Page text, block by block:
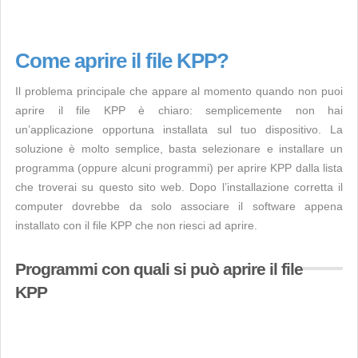
Come aprire il file KPP?
Il problema principale che appare al momento quando non puoi
aprire il file KPP è chiaro: semplicemente non hai
un’applicazione opportuna installata sul tuo dispositivo. La
soluzione è molto semplice, basta selezionare e installare un
programma (oppure alcuni programmi) per aprire KPP dalla lista
che troverai su questo sito web. Dopo l’installazione corretta il
computer dovrebbe da solo associare il software appena
installato con il file KPP che non riesci ad aprire.
Programmi con quali si può aprire il file
KPP